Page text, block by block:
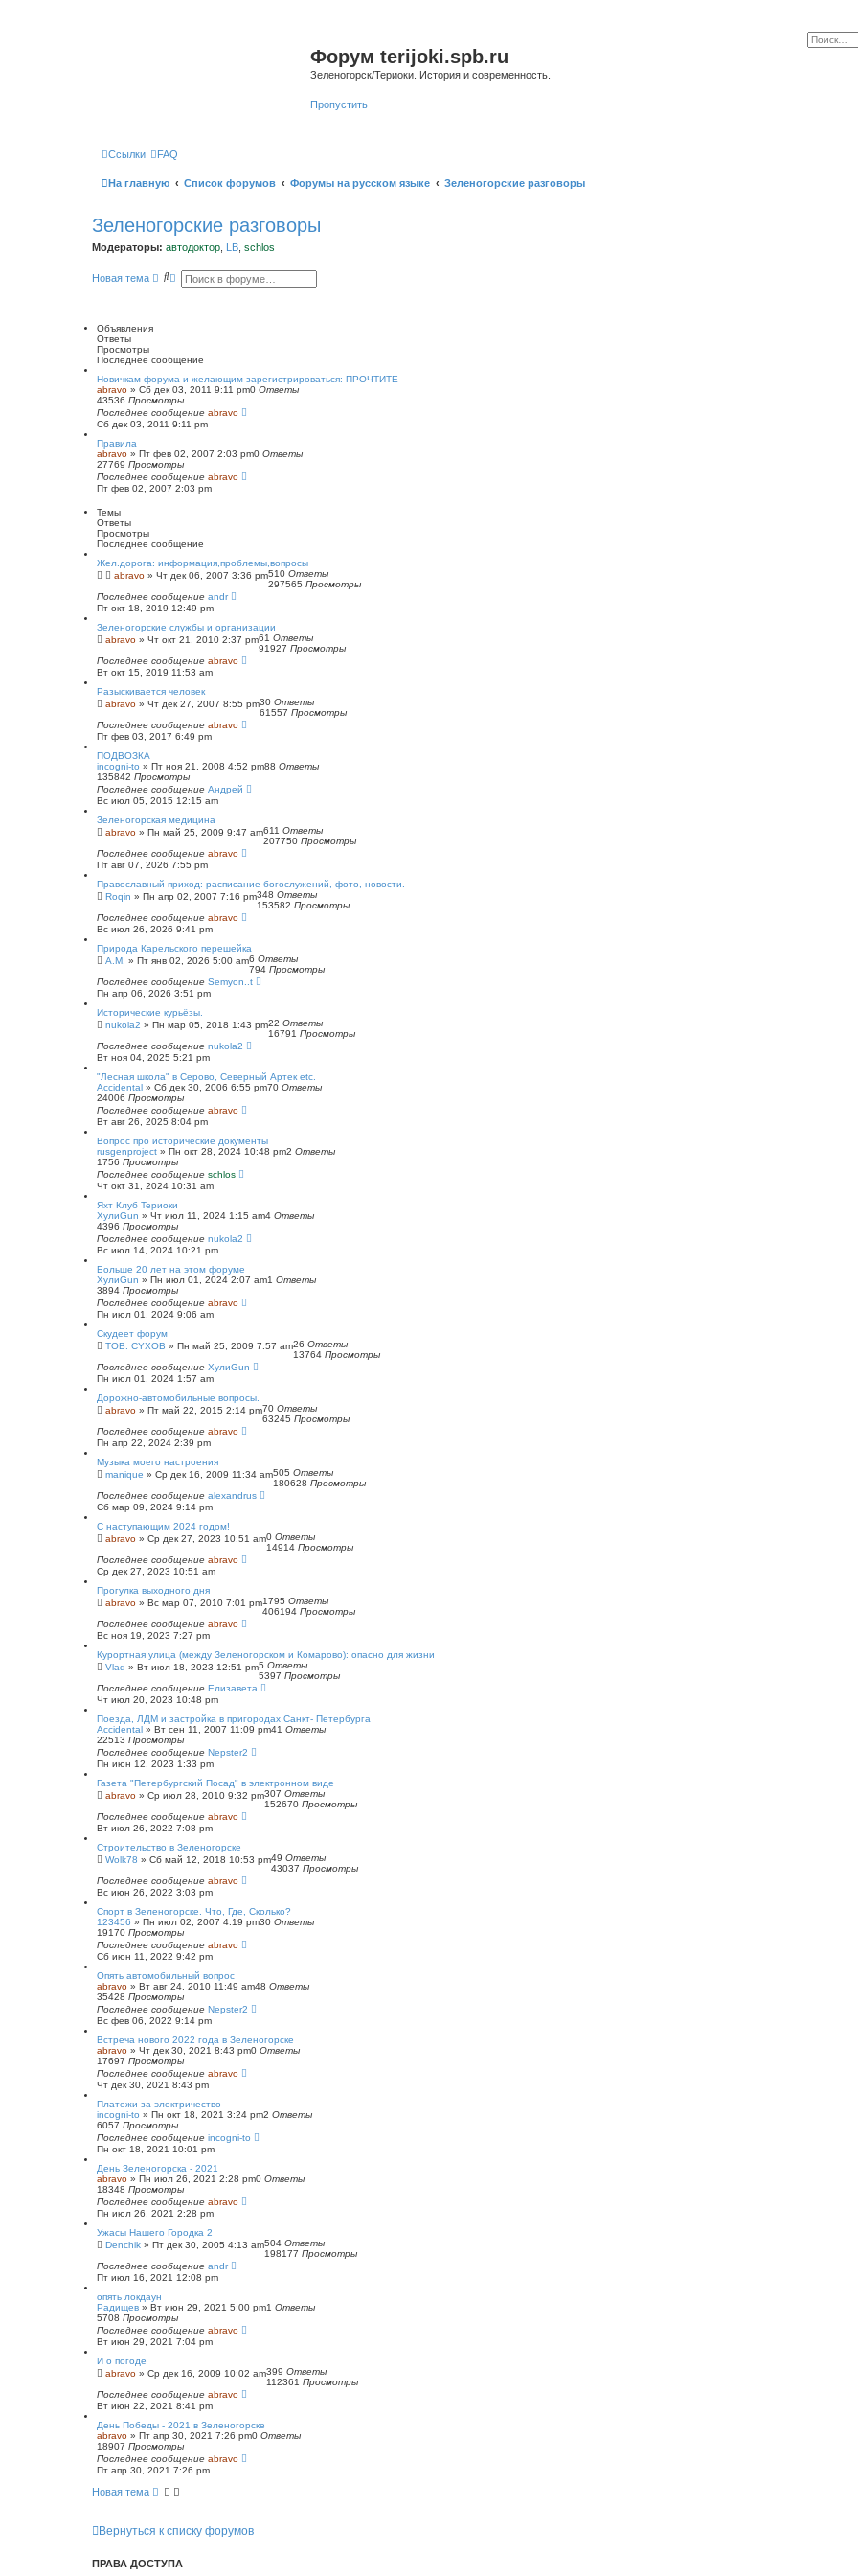
Форум terijoki.spb.ru
Зеленогорск/Териоки. История и современность.
Пропустить
Ссылки FAQ
На главную Список форумов Форумы на русском языке Зеленогорские разговоры
Зеленогорские разговоры
Модераторы: автодоктор LB schlos
Новая тема
П Р
н
ы
й
п
о
и
Объявления
Ответы
Просмотры
Последнее сообщение
Новичкам форума и желающим зарегистрироваться: ПРОЧТИТЕ
abravo » Сб дек 03, 2011 9:11 pm0 Ответы
43536 Просмотры
Последнее сообщение abravo
Сб дек 03, 2011 9:11 pm
Правила
abravo » Пт фев 02, 2007 2:03 pm0 Ответы
27769 Просмотры
Последнее сообщение abravo
Пт фев 02, 2007 2:03 pm
Темы
Ответы
Просмотры
Последнее сообщение
Жел.дорога: информация,проблемы,вопросы
abravo » Чт дек 06, 2007 3:36 pm510 Ответы
297565 Просмотры
Последнее сообщение andr
Пт окт 18, 2019 12:49 pm
Зеленогорские службы и организации
abravo » Чт окт 21, 2010 2:37 pm61 Ответы
91927 Просмотры
Последнее сообщение abravo
Вт окт 15, 2019 11:53 am
Разыскивается человек
abravo » Чт дек 27, 2007 8:55 pm30 Ответы
61557 Просмотры
Последнее сообщение abravo
Пт фев 03, 2017 6:49 pm
ПОДВОЗКА
incogni-to » Пт ноя 21, 2008 4:52 pm88 Ответы
135842 Просмотры
Последнее сообщение Андрей
Вс июл 05, 2015 12:15 am
Зеленогорская медицина
abravo » Пн май 25, 2009 9:47 am611 Ответы
207750 Просмотры
Последнее сообщение abravo
Пт авг 07, 2026 7:55 pm
Православный приход: расписание богослужений, фото, новости.
Roqin » Пн апр 02, 2007 7:16 pm348 Ответы
153582 Просмотры
Последнее сообщение abravo
Вс июл 26, 2026 9:41 pm
Природа Карельского перешейка
А.М. » Пт янв 02, 2026 5:00 am6 Ответы
794 Просмотры
Последнее сообщение Semyon..t
Пн апр 06, 2026 3:51 pm
Исторические курьёзы.
nukola2 » Пн мар 05, 2018 1:43 pm22 Ответы
16791 Просмотры
Последнее сообщение nukola2
Вт ноя 04, 2025 5:21 pm
"Лесная школа" в Серово, Северный Артек etc.
Accidental » Сб дек 30, 2006 6:55 pm70 Ответы
24006 Просмотры
Последнее сообщение abravo
Вт авг 26, 2025 8:04 pm
Вопрос про исторические документы
rusgenproject » Пн окт 28, 2024 10:48 pm2 Ответы
1756 Просмотры
Последнее сообщение schlos
Чт окт 31, 2024 10:31 am
Яхт Клуб Териоки
ХулиGun » Чт июл 11, 2024 1:15 am4 Ответы
4396 Просмотры
Последнее сообщение nukola2
Вс июл 14, 2024 10:21 pm
Больше 20 лет на этом форуме
ХулиGun » Пн июл 01, 2024 2:07 am1 Ответы
3894 Просмотры
Последнее сообщение abravo
Пн июл 01, 2024 9:06 am
Скудеет форум
TOB. CYXOB » Пн май 25, 2009 7:57 am26 Ответы
13764 Просмотры
Последнее сообщение ХулиGun
Пн июл 01, 2024 1:57 am
Дорожно-автомобильные вопросы.
abravo » Пт май 22, 2015 2:14 pm70 Ответы
63245 Просмотры
Последнее сообщение abravo
Пн апр 22, 2024 2:39 pm
Музыка моего настроения
manique » Ср дек 16, 2009 11:34 am505 Ответы
180628 Просмотры
Последнее сообщение alexandrus
Сб мар 09, 2024 9:14 pm
С наступающим 2024 годом!
abravo » Ср дек 27, 2023 10:51 am0 Ответы
14914 Просмотры
Последнее сообщение abravo
Ср дек 27, 2023 10:51 am
Прогулка выходного дня
abravo » Вс мар 07, 2010 7:01 pm1795 Ответы
406194 Просмотры
Последнее сообщение abravo
Вс ноя 19, 2023 7:27 pm
Курортная улица (между Зеленогорском и Комарово): опасно для жизни
Vlad » Вт июл 18, 2023 12:51 pm5 Ответы
5397 Просмотры
Последнее сообщение Елизавета
Чт июл 20, 2023 10:48 pm
Поезда, ЛДМ и застройка в пригородах Санкт- Петербурга
Accidental » Вт сен 11, 2007 11:09 pm41 Ответы
22513 Просмотры
Последнее сообщение Nepster2
Пн июн 12, 2023 1:33 pm
Газета "Петербургский Посад" в электронном виде
abravo » Ср июл 28, 2010 9:32 pm307 Ответы
152670 Просмотры
Последнее сообщение abravo
Вт июл 26, 2022 7:08 pm
Строительство в Зеленогорске
Wolk78 » Сб май 12, 2018 10:53 pm49 Ответы
43037 Просмотры
Последнее сообщение abravo
Вс июн 26, 2022 3:03 pm
Спорт в Зеленогорске. Что, Где, Сколько?
123456 » Пн июл 02, 2007 4:19 pm30 Ответы
19170 Просмотры
Последнее сообщение abravo
Сб июн 11, 2022 9:42 pm
Опять автомобильный вопрос
abravo » Вт авг 24, 2010 11:49 am48 Ответы
35428 Просмотры
Последнее сообщение Nepster2
Вс фев 06, 2022 9:14 pm
Встреча нового 2022 года в Зеленогорске
abravo » Чт дек 30, 2021 8:43 pm0 Ответы
17697 Просмотры
Последнее сообщение abravo
Чт дек 30, 2021 8:43 pm
Платежи за электричество
incogni-to » Пн окт 18, 2021 3:24 pm2 Ответы
6057 Просмотры
Последнее сообщение incogni-to
Пн окт 18, 2021 10:01 pm
День Зеленогорска - 2021
abravo » Пн июл 26, 2021 2:28 pm0 Ответы
18348 Просмотры
Последнее сообщение abravo
Пн июл 26, 2021 2:28 pm
Ужасы Нашего Городка 2
Denchik » Пт дек 30, 2005 4:13 am504 Ответы
198177 Просмотры
Последнее сообщение andr
Пт июл 16, 2021 12:08 pm
опять локдаун
Радищев » Вт июн 29, 2021 5:00 pm1 Ответы
5708 Просмотры
Последнее сообщение abravo
Вт июн 29, 2021 7:04 pm
И о погоде
abravo » Ср дек 16, 2009 10:02 am399 Ответы
112361 Просмотры
Последнее сообщение abravo
Вт июн 22, 2021 8:41 pm
День Победы - 2021 в Зеленогорске
abravo » Пт апр 30, 2021 7:26 pm0 Ответы
18907 Просмотры
Последнее сообщение abravo
Пт апр 30, 2021 7:26 pm
Новая тема
Вернуться к списку форумов
ПРАВА ДОСТУПА